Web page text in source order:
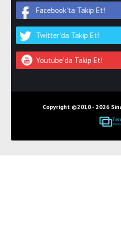
Facebook'ta Takip Et!
Twitter'da Takip Et!
Youtube'da Takip Et!
Copyright ©2010 - 2026